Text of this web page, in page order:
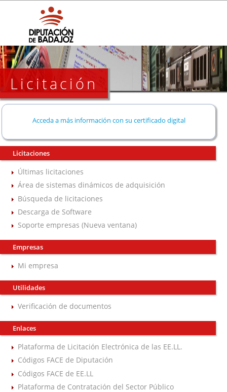
Licitación
Acceda a más información con su certificado digital
Licitaciones
Últimas licitaciones
Área de sistemas dinámicos de adquisición
Búsqueda de licitaciones
Descarga de Software
Soporte empresas (Nueva ventana)
Empresas
Mi empresa
Utilidades
Verificación de documentos
Enlaces
Plataforma de Licitación Electrónica de las EE.LL.
Códigos FACE de Diputación
Códigos FACE de EE.LL
Plataforma de Contratación del Sector Público